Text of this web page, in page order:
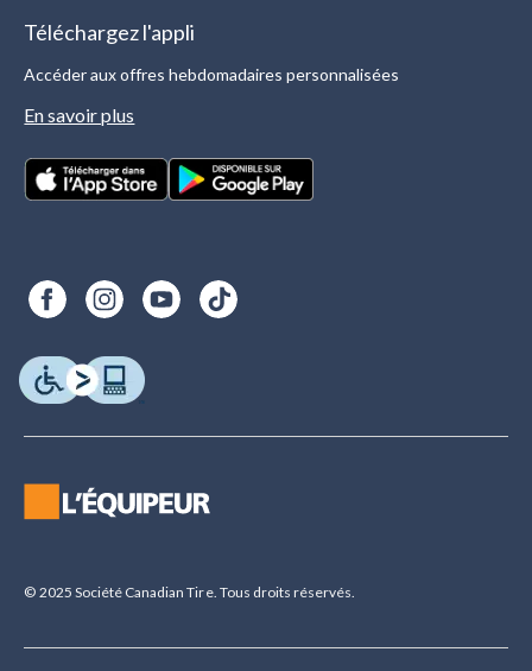
Téléchargez l'appli
Accéder aux offres hebdomadaires personnalisées
En savoir plus
© 2025 Société Canadian Tire. Tous droits réservés.